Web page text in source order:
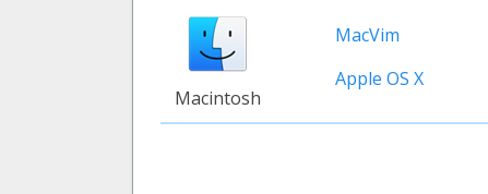
Macintosh
MacVim
Apple OS X